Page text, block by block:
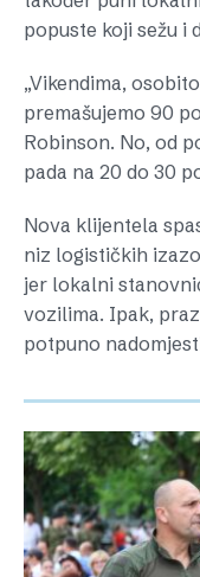
popuste koji sežu i
„Vikendima,
premašujemo 90
Robinson. No, od
pada na 20 do 30
Nova klijentela
niz logističkih
jer lokalni
vozilima. Ipak,
potpuno